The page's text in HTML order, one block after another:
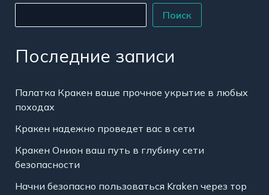
Поиск
Последние записи
Палатка Кракен ваше прочное укрытие в любых
походах
Кракен надежно проведет вас в сети
Кракен Онион ваш путь в глубину сети
безопасности
Начни безопасно пользоваться Kraken через тор